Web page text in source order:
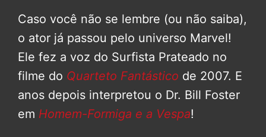
Caso você não se lembre (ou não saiba),
o ator já passou pelo universo Marvel!
Ele fez a voz do Surfista Prateado no
filme do Quarteto Fantástico de 2007. E
anos depois interpretou o Dr. Bill Foster
em Homem-Formiga e a Vespa!